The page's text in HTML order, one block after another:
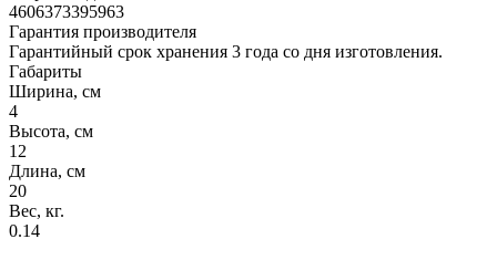
4606373395963
Гарантия производителя
Гарантийный срок хранения 3 года со дня изготовления.
Габариты
Ширина, см
4
Высота, см
12
Длина, см
20
Вес, кг.
0.14